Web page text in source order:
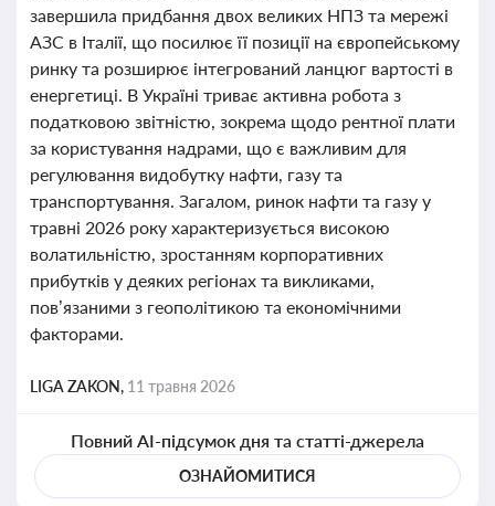
завершила придбання двох великих НПЗ та мережі
АЗС в Італії, що посилює її позиції на європейському
ринку та розширює інтегрований ланцюг вартості в
енергетиці. В Україні триває активна робота з
податковою звітністю, зокрема щодо рентної плати
за користування надрами, що є важливим для
регулювання видобутку нафти, газу та
транспортування. Загалом, ринок нафти та газу у
травні 2026 року характеризується високою
волатильністю, зростанням корпоративних
прибутків у деяких регіонах та викликами,
пов’язаними з геополітикою та економічними
факторами.
LIGA ZAKON, 11 травня 2026
Повний AI-підсумок дня та статті-джерела
ОЗНАЙОМИТИСЯ